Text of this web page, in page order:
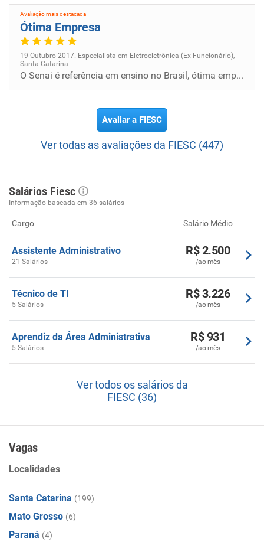
Avaliação mais destacada
Ótima Empresa
19 Outubro 2017. Especialista em Eletroeletrônica (Ex-Funcionário),
Santa Catarina
O Senai é referência em ensino no Brasil, ótima empresa para se trabalhar.
Avaliar a FIESC
Ver todas as avaliações da FIESC (447)
Salários Fiesc
Informação baseada em 36 salários
Cargo Salário Médio
Assistente Administrativo
21 Salários
R$ 2.500
/ao mês
Técnico de TI
5 Salários
R$ 3.226
/ao mês
Aprendiz da Área Administrativa
5 Salários
R$ 931
/ao mês
Ver todos os salários da
FIESC (36)
Vagas
Localidades
Santa Catarina (199)
Mato Grosso (6)
Paraná (4)